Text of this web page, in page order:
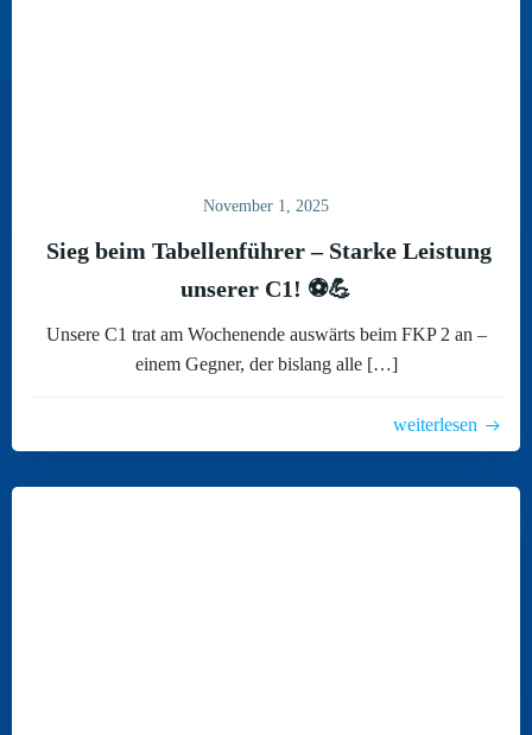
November 1, 2025
Sieg beim Tabellenführer – Starke Leistung
unserer C1! ⚽💪
Unsere C1 trat am Wochenende auswärts beim FKP 2 an –
einem Gegner, der bislang alle […]
weiterlesen